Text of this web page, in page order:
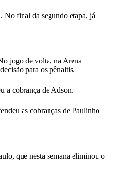
No final da segundo etapa, já
jogo de volta, na Arena
para os pênaltis.
a cobrança de Adson.
as cobranças de Paulinho
que nesta semana eliminou o